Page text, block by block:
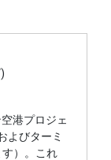
港プロジェ
よびターミ
）。これ